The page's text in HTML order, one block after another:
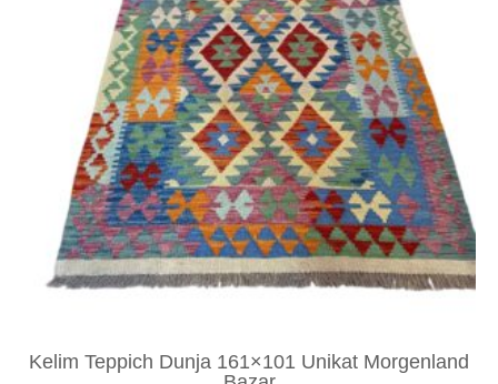
Kelim Teppich Dunja 161×101 Unikat Morgenland